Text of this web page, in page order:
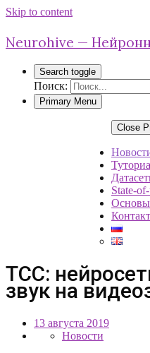
Skip to content
Neurohive —
Search toggle
Поиск:
Primary Menu
Close
State-
Основы
TCC:
звук на
13 августа 2019
Новости